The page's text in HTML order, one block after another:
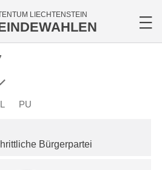
LIECHTENSTEIN
PU
Bürgerpartei